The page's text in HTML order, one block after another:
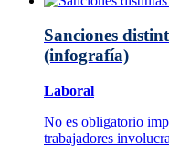
Sanciones
(infografía)
Laboral
No es obligatorio
trabajadores